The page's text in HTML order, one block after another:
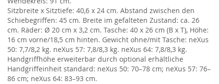
Sitzbreite x Sitztiefe: 40,6 x 24 cm. Abstand zwischen den
Schiebegriffen: 45 cm. Breite im gefalteten Zustand: ca. 26
cm. Räder: Ø 20 cm x 3,2 cm. Tasche: 40 x 26 cm (B x T), Höhe:
16 cm vorne/18,5 cm hinten. Gewicht ohne/mit Tasche: neXus
50: 7,7/8,2 kg. neXus 57: 7,8/8,3 kg. neXus 64: 7,8/8,3 kg.
Handgriffhöhe erweiterbar durch optional erhältliche
Handgriffeinheit standard: neXus 50: 70–78 cm; neXus 57: 76–
86 cm; neXus 64: 83–93 cm.